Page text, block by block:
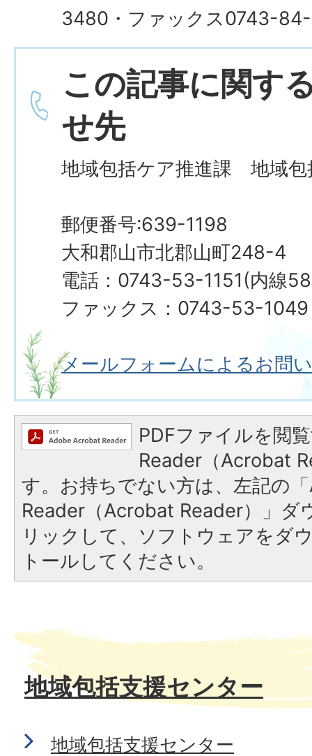
3480・ファックス0743-
この記事に関す
せ先
地域包括ケア推進課 地域包
郵便番号:639-1198
大和郡山市北郡山町248-4
電話：0743-53-1151(内線
ファックス：0743-53-1049
メールフォームによるお問
PDFファイルを閲
Reader（Acrobat
す。お持ちでない方は、左記の
Reader（Acrobat Reader）」ダ
リックして、ソフトウェアをダ
トールしてください。
地域包括支援センター
地域包括支援センター